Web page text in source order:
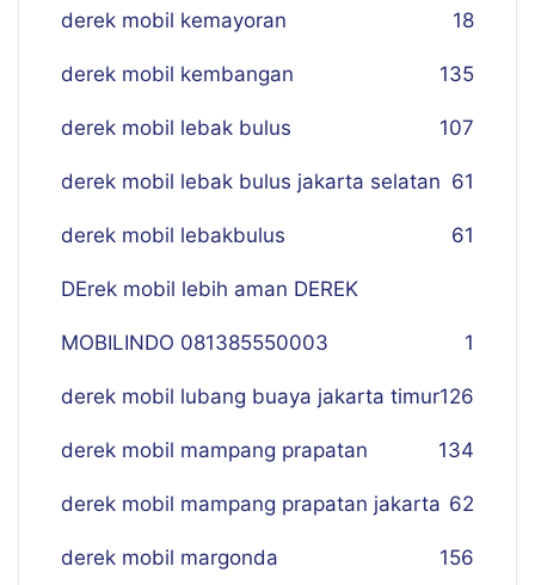
derek mobil kemayoran 18
derek mobil kembangan 135
derek mobil lebak bulus 107
derek mobil lebak bulus jakarta selatan 61
derek mobil lebakbulus 61
DErek mobil lebih aman DEREK
MOBILINDO 081385550003 1
derek mobil lubang buaya jakarta timur126
derek mobil mampang prapatan 134
derek mobil mampang prapatan jakarta 62
derek mobil margonda 156